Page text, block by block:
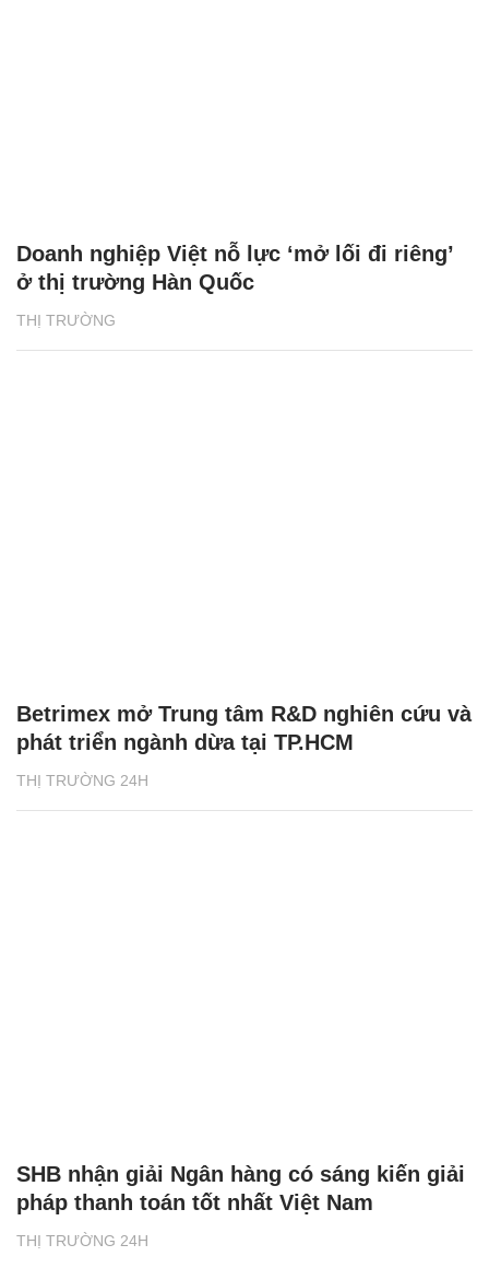
THỊ TRƯỜNG
Doanh nghiệp Việt nỗ lực ‘mở lối đi riêng’
ở thị trường Hàn Quốc
THỊ TRƯỜNG 24H
Betrimex mở Trung tâm R&D nghiên cứu và
phát triển ngành dừa tại TP.HCM
THỊ TRƯỜNG 24H
SHB nhận giải Ngân hàng có sáng kiến giải
pháp thanh toán tốt nhất Việt Nam